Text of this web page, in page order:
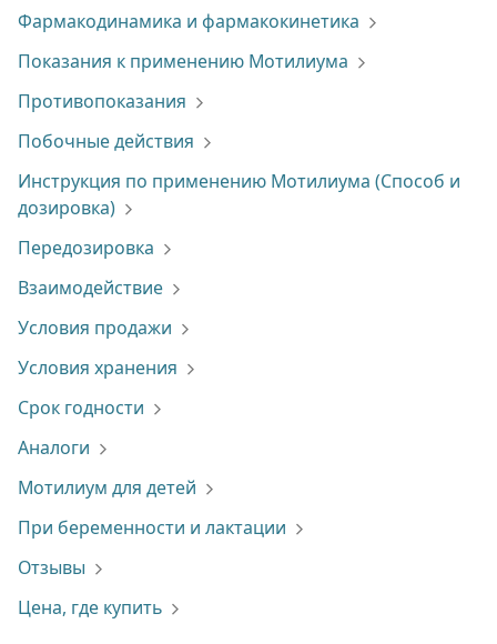
Фармакодинамика и фармакокинетика
Показания к применению Мотилиума
Противопоказания
Побочные действия
Инструкция по применению Мотилиума (Способ и
дозировка)
Передозировка
Взаимодействие
Условия продажи
Условия хранения
Срок годности
Аналоги
Мотилиум для детей
При беременности и лактации
Отзывы
Цена, где купить